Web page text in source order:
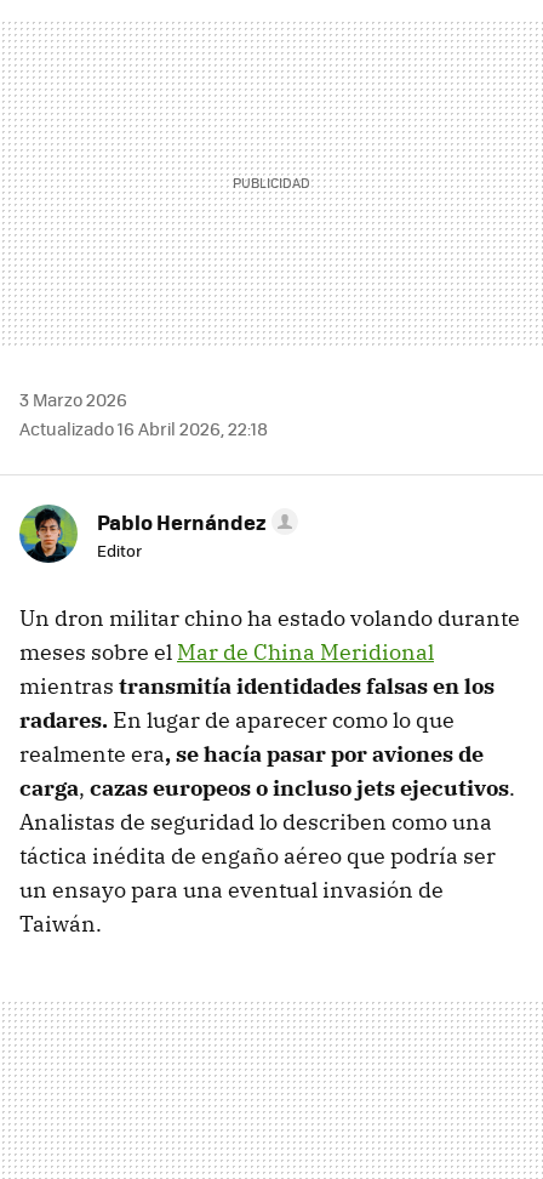
MAIL
3 Marzo 2026
Actualizado 16 Abril 2026, 22:18
Pablo Hernández
Editor
Un dron militar chino ha estado volando durante
meses sobre el Mar de China Meridional
mientras transmitía identidades falsas en los
radares. En lugar de aparecer como lo que
realmente era, se hacía pasar por avionesde
carga, cazas europeoso incluso jets ejecutivos.
Analistas de seguridad lo describen como una
táctica inédita de engaño aéreo que podría ser
un ensayo para una eventual invasión de
Taiwán.